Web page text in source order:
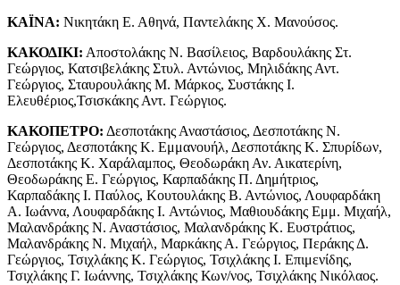
ΚΑΪΝΑ: Νικητάκη Ε. Αθηνά, Παντελάκης Χ. Μανούσος.
ΚΑΚΟΔΙΚΙ: Αποστολάκης Ν. Βασίλειος, Βαρδουλάκης Στ.
Γεώργιος, Κατσιβελάκης Στυλ. Αντώνιος, Μηλιδάκης Αντ.
Γεώργιος, Σταυρουλάκης Μ. Μάρκος, Συστάκης Ι.
Ελευθέριος,Τσισκάκης Αντ. Γεώργιος.
ΚΑΚΟΠΕΤΡΟ: Δεσποτάκης Αναστάσιος, Δεσποτάκης Ν.
Γεώργιος, Δεσποτάκης Κ. Εμμανουήλ, Δεσποτάκης Κ. Σπυρίδων,
Δεσποτάκης Κ. Χαράλαμπος, Θεοδωράκη Αν. Αικατερίνη,
Θεοδωράκης Ε. Γεώργιος, Καρπαδάκης Π. Δημήτριος,
Καρπαδάκης I. Παύλος, Κουτουλάκης Β. Αντώνιος, Λουφαρδάκη
Α. Ιωάννα, Λουφαρδάκης I. Αντώνιος, Μαθιουδάκης Εμμ. Μιχαήλ,
Μαλανδράκης Ν. Αναστάσιος, Μαλανδράκης Κ. Ευστράτιος,
Μαλανδράκης Ν. Μιχαήλ, Μαρκάκης Α. Γεώργιος, Περάκης Δ.
Γεώργιος, Τσιχλάκης Κ. Γεώργιος, Τσιχλάκης I. Επιμενίδης,
Τσιχλάκης Γ. Ιωάννης, Τσιχλάκης Κων/νος, Τσιχλάκης Νικόλαος.